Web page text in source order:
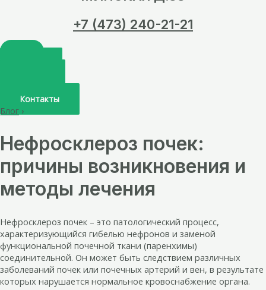
+7 (473) 240-21-21
Контакты
Блог ›
Нефросклероз почек:
причины возникновения и
методы лечения
Нефросклероз почек – это патологический процесс,
характеризующийся гибелью нефронов и заменой
функциональной почечной ткани (паренхимы)
соединительной. Он может быть следствием различных
заболеваний почек или почечных артерий и вен, в результате
которых нарушается нормальное кровоснабжение органа.